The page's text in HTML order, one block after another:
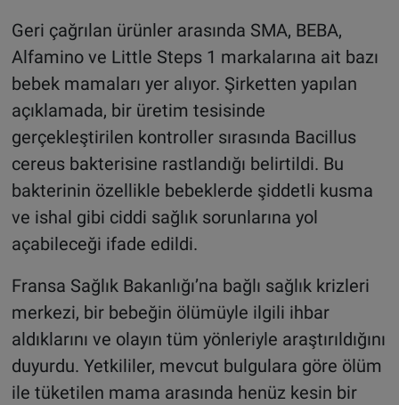
Geri çağrılan ürünler arasında SMA, BEBA,
Alfamino ve Little Steps 1 markalarına ait bazı
bebek mamaları yer alıyor. Şirketten yapılan
açıklamada, bir üretim tesisinde
gerçekleştirilen kontroller sırasında Bacillus
cereus bakterisine rastlandığı belirtildi. Bu
bakterinin özellikle bebeklerde şiddetli kusma
ve ishal gibi ciddi sağlık sorunlarına yol
açabileceği ifade edildi.
Fransa Sağlık Bakanlığı’na bağlı sağlık krizleri
merkezi, bir bebeğin ölümüyle ilgili ihbar
aldıklarını ve olayın tüm yönleriyle araştırıldığını
duyurdu. Yetkililer, mevcut bulgulara göre ölüm
ile tüketilen mama arasında henüz kesin bir